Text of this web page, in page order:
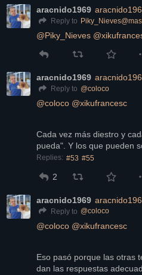
aracnido1969
Reply to
@Piky_Nieves @
aracnido1969
Reply to @coloco
@coloco @xikufrancesc
Cada vez más diestro y
pueda". Y los que pueden
Replies: #53 #55
2
aracnido1969
Reply to @coloco
@coloco @xikufrancesc
Eso pasó porque las otras
dan las respuestas